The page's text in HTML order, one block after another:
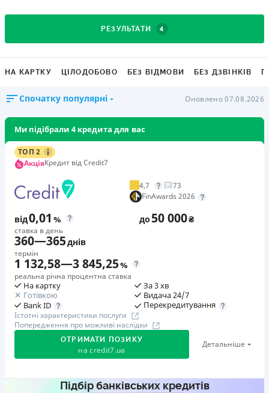
РЕЗУЛЬТАТИ 4
НА КАРТКУ ЦІЛОДОБОВО БЕЗ ВІДМОВИ БЕЗ ДЗВІНКІВ
Спочатку популярні Оновлено 07.08.2026
Ми підібрали 4 кредита для вас
ТОП 2
АкціяКредит від Credit7
4,7
73
FinAwards 2026
від0,01 %
ставка в день
до50 000₴
360—365днів
термін
1 132,58—3 845,25%
реальна річна процентна ставка
На картку
Готівкою
Bank ID
За 3 хв
Видача 24/7
Перекредитування
Істотні характеристики послуги
Попередження про можливі наслідки
ОТРИМАТИ ПОЗИКУ
на credit7.ua
Детальніше
Акція: «Кешбек за друга»
Підбір банківських кредитів